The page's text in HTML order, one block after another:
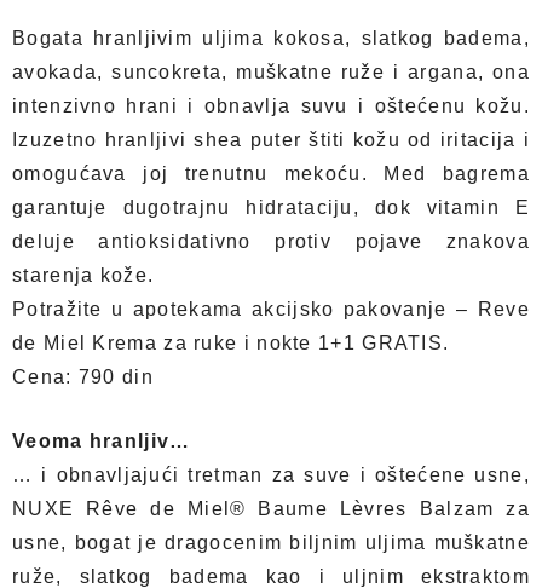
Bogata hranljivim uljima kokosa, slatkog badema,
avokada, suncokreta, muškatne ruže i argana, ona
intenzivno hrani i obnavlja suvu i oštećenu kožu.
Izuzetno hranljivi shea puter štiti kožu od iritacija i
omogućava joj trenutnu mekoću. Med bagrema
garantuje dugotrajnu hidrataciju, dok vitamin E
deluje antioksidativno protiv pojave znakova
starenja kože.
Potražite u apotekama akcijsko pakovanje – Reve
de Miel Krema za ruke i nokte 1+1 GRATIS.
Cena: 790 din
Veoma hranljiv…
… i obnavljajući tretman za suve i oštećene usne,
NUXE Rêve de Miel® Baume Lèvres Balzam za
usne, bogat je dragocenim biljnim uljima muškatne
ruže, slatkog badema kao i uljnim ekstraktom